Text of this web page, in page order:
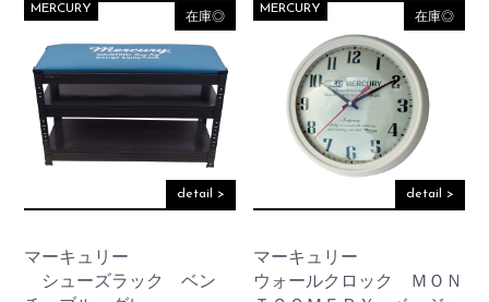
在庫◎
detail >
マーキュリー
シューズラック ベン
MERCURY 在庫◎
detail >
マーキュリー
ウォールクロック ＭＯＮ
MERCURY
カートへ進む